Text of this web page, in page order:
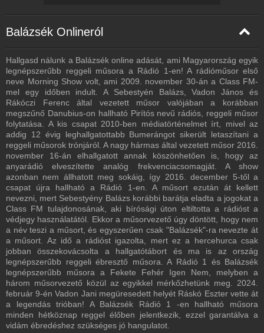
Abádszalók - 128 Kbps
Baja - 320 Kbps
Dunaföldvár - 128 Kbps
Fonyód - 320 Kbps
Gyöngyös - 128 Kbps
Hajdúböszörmény - 128 Kbps
Hajdúnánás - 128 Kbps
Hajdúszoboszló - 128 Kbps
Heves - 128 Kbps
Kaposvár - 128 Kbps
Kazincbarcika - 128 Kbps
Keszthely - 128 Kbps
Kiskunmajsa - 128 Kbps
Komló - 128 Kbps
Miskolc - 96 Kbps
Mohács - 128 Kbps
Balázsék Onlineról
Hallgasd nálunk a Balázsék online adását, ami Magyarország egyik
legnépszerűbb reggeli műsora a Rádió 1-en! A rádióműsor első
neve Morning Show volt, ami 2009. november 30-án a Class FM-
mel egy időben indult. A Sebestyén Balázs, Vadon János és
Rákóczi Ferenc által vezetett műsor valójában a korábban
megszűnő Danubius-on hallható Pirítós nevű rádiós, reggeli műsor
folytatása. A kis csapat 2010-ben médiatörténelmet írt, mivel az
addig 12 évig leghallgatottabb Bumerángot sikerült letaszítani a
reggeli műsorok trónjáról. A nagy hármas által vezetett műsor 2016.
november 16-án elhallgatott annak köszönhetően is, hogy az
anyarádió elveszítette analóg frekvenciacsomagját. A show
azonban nem állhatott meg sokáig, így 2016. december 5-től a
csapat újra hallható a Rádió 1-en. A műsort ezután át kellett
nevezni, mert Sebestyény Balázs korábbi barátja eladta a jogokat a
Class FM tulajdonosának, aki bírósági úton eltiltotta a rádióst a
védjegy használatától. Ekkor a műsorvezető úgy döntött, hogy nem
a név teszi a műsort, és egyszerűen csak "Balázsék"-ra nevezte át
a műsort. Az idő a rádióst igazolta, mert ez a hercehurca csak
jobban összekovácsolta a hallgatótábort és ma is az ország
legnépszerűbb reggeli ébresztő műsora. A Rádió 1 és Balázsék
legnépszerűbb műsora a Fekete Fehér Igen Nem, melyben a
három műsorvezető közül az egyikkel mérkőzhetünk meg. 2024.
február 9-én Vadon Jani megüresedett helyét Ráskó Eszter vette át
a legendás trióban! A Balázsék Rádió 1 -en hallható műsora
minden hétköznap reggel élőben jelentkezik, ezzel garantálva a
vidám ébredéshez szükséges jó hangulatot.